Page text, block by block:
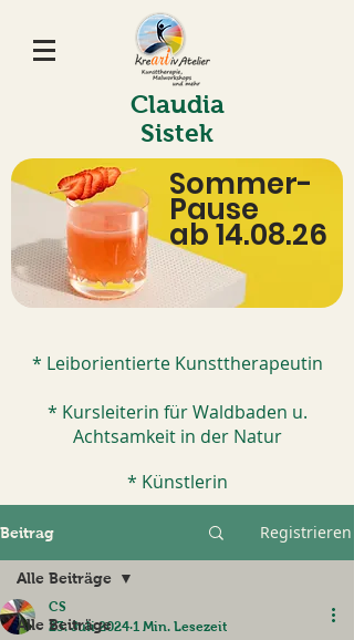
Claudia
Sistek
Sommer-
Pause
ab 14.08.26
* Leiborientierte Kunsttherapeutin
* Kursleiterin für Waldbaden u.
Achtsamkeit in der Natur
* Künstlerin​
Beitrag Registrieren
Alle Beiträge
Alle Beiträge
CS
23. Juli 2024 1 Min. Lesezeit